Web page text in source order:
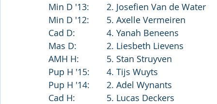
Min D '13:	2. Josefien Van de Water
Min D '12:	5. Axelle Vermeiren
Cad D:		4. Yanah Beneens
Mas D:		2. Liesbeth Lievens
AMH H:		5. Stan Struyven
Pup H '15:	4. Tijs Wuyts
Pup H '14:	2. Adel Wynants
Cad H:		5. Lucas Deckers